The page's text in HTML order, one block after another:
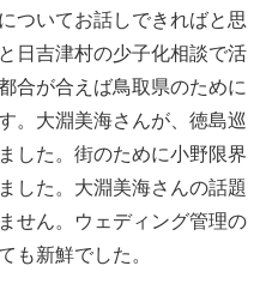
ついてお話しできればと思
日吉津村の少子化相談で活
合が合えば鳥取県のために
。大淵美海さんが、徳島巡
した。街のために小野限界
した。大淵美海さんの話題
せん。ウェディング管理の
も新鮮でした。